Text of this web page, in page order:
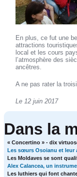
En plus, ce fut une
attractions
local et les cours
l’atmosphère des
ancêtres.
A ne pas rater la
Le 12 juin 2017
Dans la
« Concertino » - dix
Les sœurs Osoianu et leur
Les Moldaves se sont
Alex Calancea, un
Les luthiers qui font